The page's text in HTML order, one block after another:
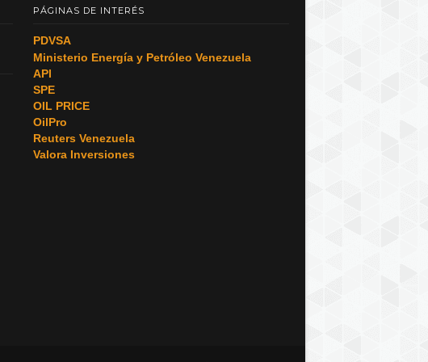
PÁGINAS DE INTERÉS
PDVSA
Ministerio Energía y Petróleo Venezuela
API
SPE
OIL PRICE
OilPro
Reuters Venezuela
Valora Inversiones